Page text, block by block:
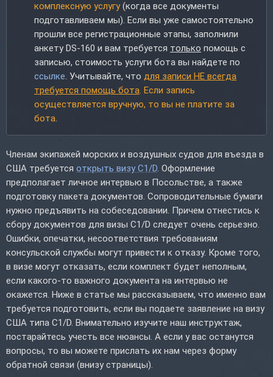
комплексную услугу(когда все документы
подготавливаем мы). Если вы уже самостоятельно
прошли все регистрационные этапы, заполнили
анкету DS-160 и вам требуется только помощь с
записью, стоимость услуги бота вы найдете по
ссылке . Учитывайте, что для записи НЕ всегда
требуется помощь бота . Если запись
осуществляется вручную, то вы не платите за
бота
Членам экипажей морских и воздушных судов для въезда в
США требуется открыть визу C1/D . Оформление
предполагает личное интервью в Посольстве, а также
подготовку пакета документов. Сопроводительные бумаги
нужно предъявить на собеседовании. Причем отнестись к
сбору документов для визы C1/D следует очень серьезно.
Ошибки, опечатки, несоответствия требованиям
консульской службы могут привести к отказу. Кроме того,
в визе могут отказать, если комплект будет неполным,
если какого-то важного документа на интервью не
окажется. Ниже в статье мы рассказываем, что именно вам
требуется подготовить, если вы подаете заявление на визу
США типа C1/D. Внимательно изучите наш инструктаж,
постарайтесь учесть все нюансы. А если у вас останутся
вопросы, то вы можете прислать их нам через форму
обратной связи (внизу страницы).